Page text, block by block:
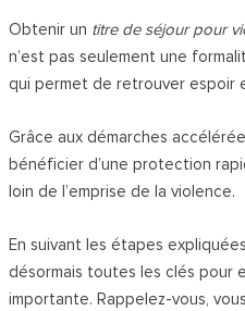
Obtenir un titre de séjour pour
n’est pas seulement une
qui permet de retrouver espoir
Grâce aux démarches
bénéficier d’une protection
loin de l’emprise de la violence.
En suivant les étapes
désormais toutes les clés pour
importante. Rappelez-vous,